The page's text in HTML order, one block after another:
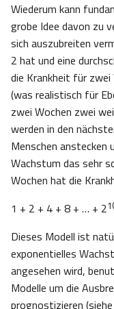
Wiederum kann
grobe Idee davon zu
sich auszubreiten
2 hat und eine
die Krankheit für
(was realistisch für
zwei Wochen zwei
werden in den
Menschen anstecken
Wachstum das sehr
Wochen hat die
1 + 2 + 4 + 8 + … + 2
Dieses Modell ist
exponentielles
angesehen wird,
Modelle um die
prognostizieren (siehe